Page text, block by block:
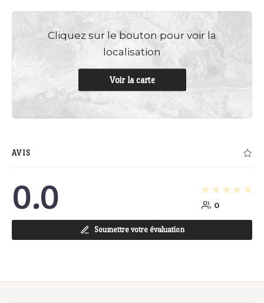
Cliquez sur le bouton pour voir la
localisation
Voir la carte
AVIS
0.0 0
Soumettre votre évaluation